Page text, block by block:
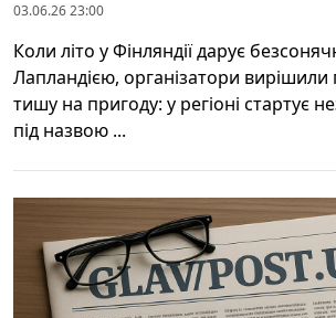
03.06.26 23:00
Коли літо у Фінляндії дарує
Лапландією, організатори
тишу на пригоду: у регіоні стартує
під назвою ...